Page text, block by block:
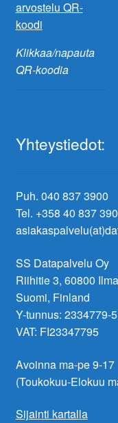
Klikkaa/napauta
QR-koodia
Yhteystiedot:
Puh. 040 837 3900
Tel. +358 40 837
SS Datapalvelu Oy
Riihitie 3, 60800
Suomi, Finland
Y-tunnus: 2334779-5
VAT: FI23347795
Avoinna ma-pe 9-17
(Toukokuu-Elokuu
Sijainti kartalla